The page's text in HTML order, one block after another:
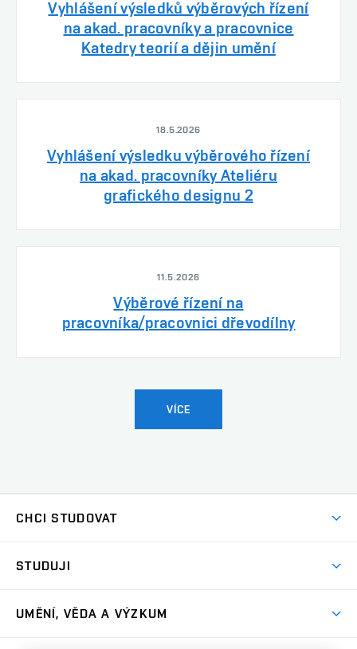
Vyhlášení výsledků výběrových řízení
na akad. pracovníky a pracovnice
Katedry teorií a dějin umění
18.5.2026
Vyhlášení výsledku výběrového řízení
na akad. pracovníky Ateliéru
grafického designu 2
11.5.2026
Výběrové řízení na
pracovníka/pracovnici dřevodílny
VÍCE
CHCI STUDOVAT
Přijímačky
Dny otevřených dveří
STUDUJI
UMĚNÍ, VĚDA A VÝZKUM